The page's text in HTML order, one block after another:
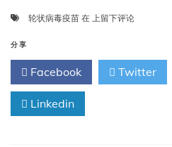
轮状病毒疫苗 在 轮
毒
苗
上留下评论
分享
Facebook Twitter
Linkedin